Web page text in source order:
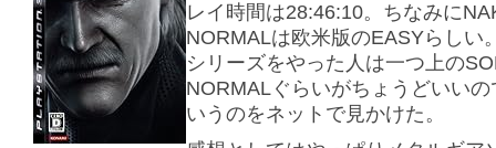
レイ時間は28:46:10。ちなみに
NORMALは欧米版のEASYらしい
シリーズをやった人は一つ上の
NORMALぐらいがちょうどいい
いうのをネットで見かけた。